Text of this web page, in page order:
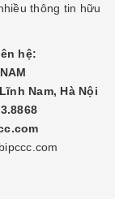
thông tin hữu
hệ:
Nam, Hà Nội